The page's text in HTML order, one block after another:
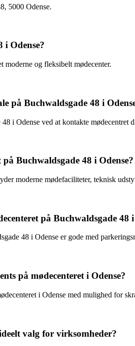
5000 Odense.
i Odense?
moderne og fleksibelt mødecenter.
på Buchwaldsgade 48 i
i Odense ved at kontakte mødecentret
Buchwaldsgade 48 i Odense?
moderne mødefaciliteter, teknisk
på Buchwaldsgade 48 i
48 i Odense er gode med
på mødecenteret i Odense?
i Odense med mulighed for
valg for virksomheder?